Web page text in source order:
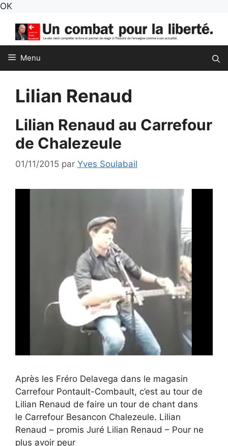
OKAller
contenu
Menu
Lilian Renaud
Lilian Renaud au Carrefour
de Chalezeule
01/11/2015 par Yves Soulabail
Après les Fréro Delavega dans le magasin
Carrefour Pontault-Combault, c’est au tour de
Lilian Renaud de faire un tour de chant dans
le Carrefour Besancon Chalezeule. Lilian
Renaud – promis Juré Lilian Renaud – Pour ne
plus avoir peur